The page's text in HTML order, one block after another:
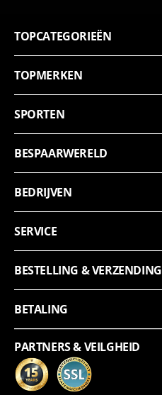
TOPCATEGORIEËN
TOPMERKEN
SPORTEN
BESPAARWERELD
BEDRIJVEN
SERVICE
BESTELLING & VERZENDING
BETALING
PARTNERS & VEILGHEID